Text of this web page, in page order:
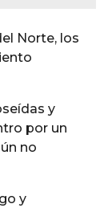
Norte, los
y
por un
no
y